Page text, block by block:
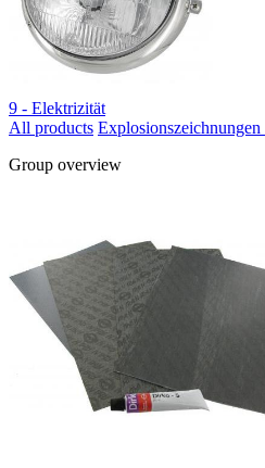
9 - Elektrizität
All products Explosionszeichnungen
Group overview